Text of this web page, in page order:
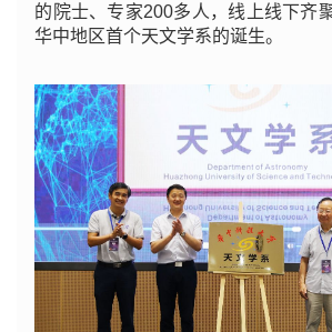
的院士、专家200多人，线上线下齐
华中地区首个天文学系的诞生。